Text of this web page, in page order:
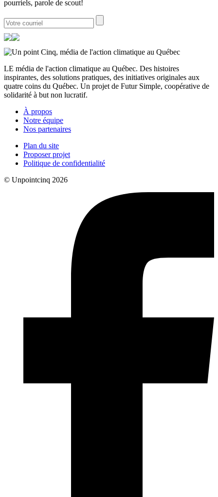
pourriels, parole de scout!
LE média de l'action climatique au Québec. Des histoires
inspirantes, des solutions pratiques, des initiatives originales aux
quatre coins du Québec. Un projet de Futur Simple, coopérative de
solidarité à but non lucratif.
À propos
Notre équipe
Nos partenaires
Plan du site
Proposer projet
Politique de confidentialité
© Unpointcinq 2026